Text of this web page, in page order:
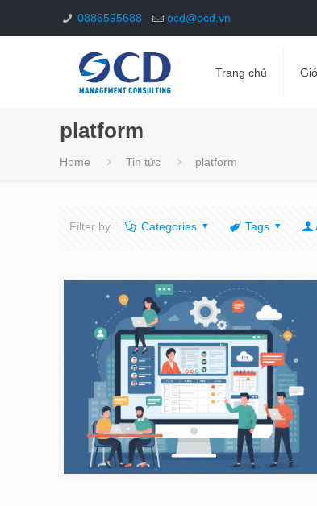
0886595688 ocd@ocd.vn
Trang chủ
platform
Home Tin tức platform
Filter by Categories Tags